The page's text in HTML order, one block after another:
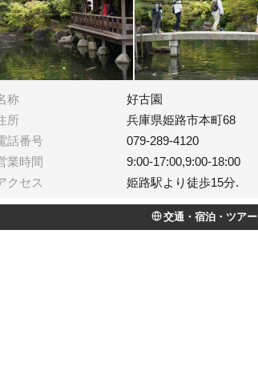
称
好古園
所
兵庫県姫路市本町68
話番号
079-289-4120
業時間
9:00-17:00,9:00-18:00
クセス
姫路駅より徒歩15分.
交通・宿泊・ツアー